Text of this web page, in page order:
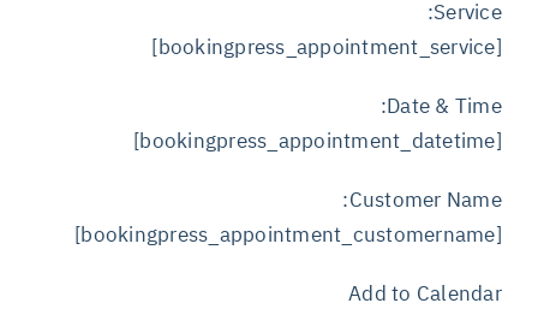
Service:
[bookingpress_appointment_service]
Date & Time:
[bookingpress_appointment_datetime]
Customer Name:
[bookingpress_appointment_customername]
Add to Calendar